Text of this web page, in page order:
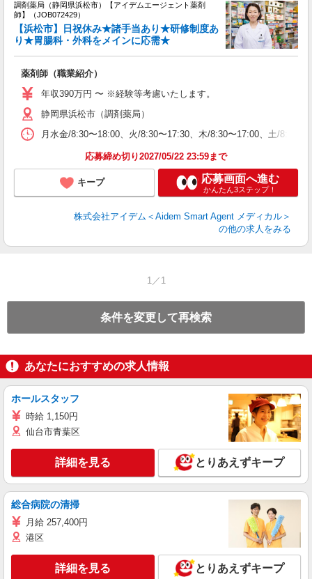
調剤薬局（静岡県浜松市）【アイデムエージェント薬剤
師】（JOB072429）
【浜松市】日祝休み★諸手当あり★研修制度あ
り★胃腸科・外科をメインに応需★
薬剤師（職業紹介）
年収390万円 〜 ※経験等考慮いたします。
静岡県浜松市（調剤薬局）
月水金/8:30〜18:00、火/8:30〜17:30、木/8:30〜17:00、土/8:30〜
応募締め切り2027/05/22 23:59まで
キープ 応募画面へ進む
かんたん3ステップ！
株式会社アイデム＜Aidem Smart Agent メディカル＞
の他の求人をみる
1／1
条件を変更して再検索
あなたにおすすめの求人情報
ホールスタッフ
時給 1,150円
仙台市青葉区
詳細を見る とりあえずキープ
総合病院の清掃
月給 257,400円
港区
詳細を見る とりあえずキープ